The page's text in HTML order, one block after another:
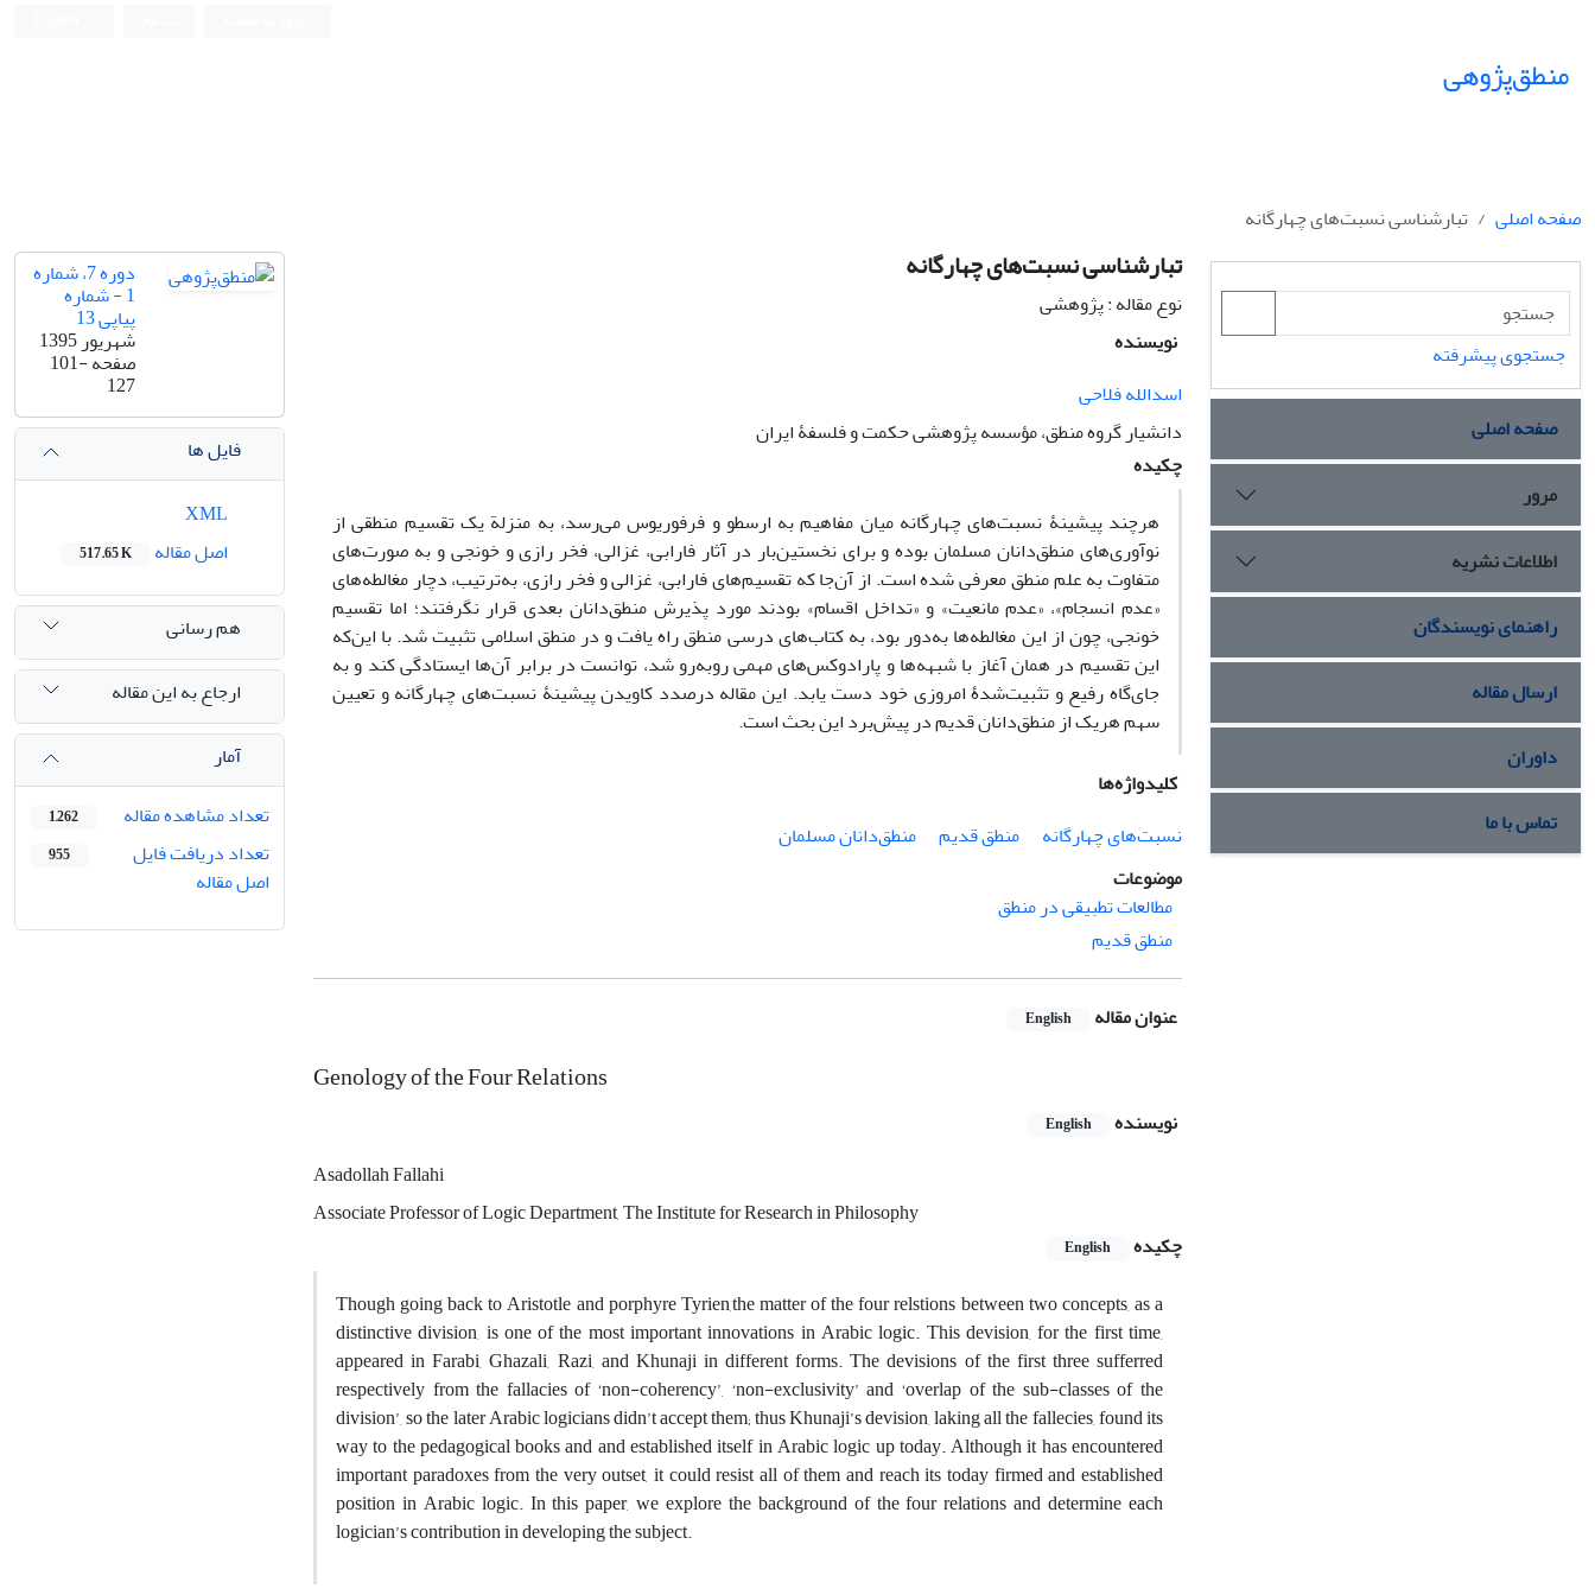
منطق‌پژوهی
صفحه اصلی تبارشناسی نسبت‌های چهارگانه
تبارشناسی نسبت‌های چهارگانه
نوع مقاله : پژوهشی
نویسنده
اسد‌الله فلاحی
دانشیار گروه منطق، مؤسسه پژوهشی حکمت و فلسفۀ ایران
چکیده
هرچند پیشینۀ نسبت‌های چهارگانه میان مفاهیم به ارسطو و فرفوریوس می‌رسد، به منزلة یک تقسیم منطقی از
نوآوری‌های منطق‌دانان مسلمان بوده و برای نخستین‌بار در آثار فارابی، غزالی، فخر رازی و خونجی و به صورت‌های
متفاوت به علم منطق معرفی شده است. از آن‌جا که تقسیم‌های فارابی، غزالی و فخر رازی، به‌ترتیب، دچار مغالطه‌های
«عدم انسجام»، «عدم مانعیت» و «تداخل اقسام» بودند مورد پذیرش منطق‌دانان بعدی قرار نگرفتند؛ اما تقسیم
خونجی، چون از این مغالطه‌ها به‌دور بود، به کتاب‌های درسی منطق راه یافت و در منطق اسلامی تثبیت شد. با این‌که
این تقسیم در همان آغاز با شبهه‌ها و پارادوکس‌های مهمی روبه‌رو شد، توانست در برابر آن‌ها ایستادگی کند و به
جای‌گاه رفیع و تثبیت‌شدۀ امروزی خود دست یابد. این مقاله درصدد کاویدن پیشینۀ نسبت‌های چهارگانه و تعیین
سهم هر‌یک از منطق‌دانان قدیم در پیش‌برد این بحث است.
کلیدواژه‌ها
نسبت‌های چهارگانه
منطق قدیم
منطق‌دانان مسلمان
موضوعات
مطالعات تطبیقی در منطق
منطق قدیم
عنوان مقاله English
Genology of the Four Relations
نویسنده English
Asadollah Fallahi
Associate Professor of Logic Department, The Institute for Research in Philosophy
چکیده
English
Though going back to Aristotle and porphyre Tyrien,the matter of the four relstions between two concepts, as a
distinctive division, is one of the most important innovations in Arabic logic. This devision, for the first time,
appeared in Farabi, Ghazali, Razi, and Khunaji in different forms. The devisions of the first three sufferred
respectively from the fallacies of ‘non-coherency’, ‘non-exclusivity’ and ‘overlap of the sub-classes of the
division’, so the later Arabic logicians didn’t accept them; thus Khunaji’s devision, laking all the fallecies, found its
way to the pedagogical books and and established itself in Arabic logic up today. Although it has encountered
important paradoxes from the very outset, it could resist all of them and reach its today firmed and established
position in Arabic logic. In this paper, we explore the background of the four relations and determine each
logician’s contribution in developing the subject.
دوره 7، شماره
1 - شماره
پیاپی 13
شهریور 1395
صفحه101-
127
فایل ها
اصل مقاله
517.65 K
هم رسانی
ارجاع به این مقاله
آمار
تعداد مشاهده مقاله
1,262
تعداد دریافت فایل
اصل مقاله
955
جستجوی پیشرفته
صفحه اصلی
مرور
اطلاعات نشریه
راهنمای نویسندگان
ارسال مقاله
داوران
تماس با ما